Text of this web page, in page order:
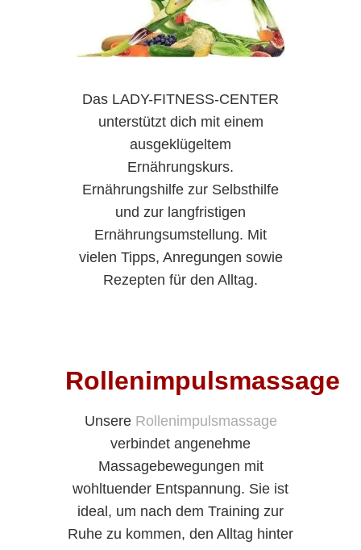
Das LADY-FITNESS-CENTER
unterstützt dich mit einem
ausgeklügeltem
Ernährungskurs.
Ernährungshilfe zur Selbsthilfe
und zur langfristigen
Ernährungsumstellung. Mit
vielen Tipps, Anregungen sowie
Rezepten für den Alltag.
Rollenimpulsmassage
Unsere Rollenimpulsmassage
verbindet angenehme
Massagebewegungen mit
wohltuender Entspannung. Sie ist
ideal, um nach dem Training zur
Ruhe zu kommen, den Alltag hinter